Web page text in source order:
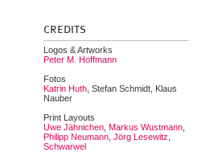
CREDITS
Logos & Artworks
Peter M. Hoffmann
Fotos
Katrin Huth, Stefan Schmidt, Klaus
Nauber
Print Layouts
Uwe Jähnichen, Markus Wustmann,
Philipp Neumann, Jörg Lesewitz
Schwarwel